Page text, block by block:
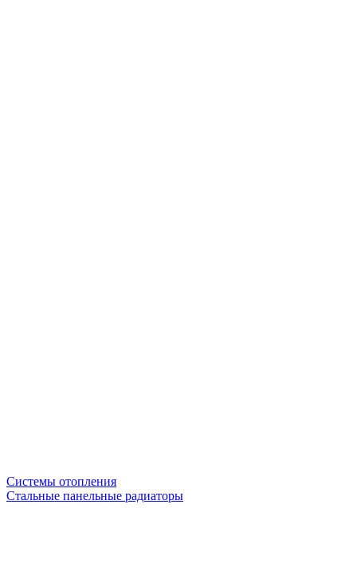
Системы отопления
Стальные панельные радиаторы